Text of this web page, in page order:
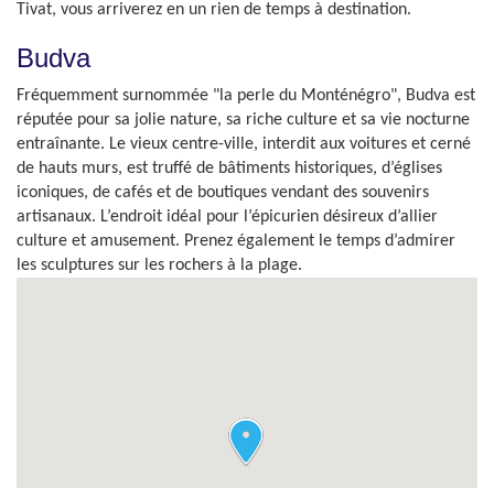
Tivat, vous arriverez en un rien de temps à destination.
Budva
Fréquemment surnommée "la perle du Monténégro", Budva est
réputée pour sa jolie nature, sa riche culture et sa vie nocturne
entraînante. Le vieux centre-ville, interdit aux voitures et cerné
de hauts murs, est truffé de bâtiments historiques, d’églises
iconiques, de cafés et de boutiques vendant des souvenirs
artisanaux. L’endroit idéal pour l’épicurien désireux d’allier
culture et amusement. Prenez également le temps d’admirer
les sculptures sur les rochers à la plage.